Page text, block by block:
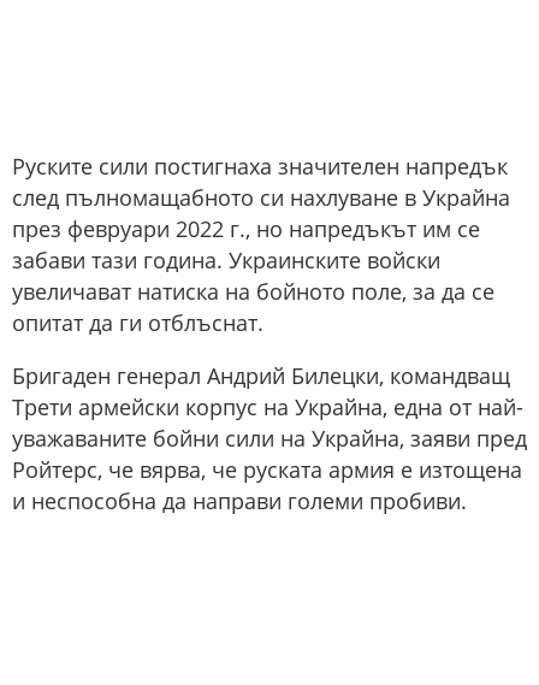
Руските сили постигнаха значителен напредък
след пълномащабното си нахлуване в Украйна
през февруари 2022 г., но напредъкът им се
забави тази година. Украинските войски
увеличават натиска на бойното поле, за да се
опитат да ги отблъснат.
Бригаден генерал Андрий Билецки, командващ
Трети армейски корпус на Украйна, една от най-
уважаваните бойни сили на Украйна, заяви пред
Ройтерс, че вярва, че руската армия е изтощена
и неспособна да направи големи пробиви.